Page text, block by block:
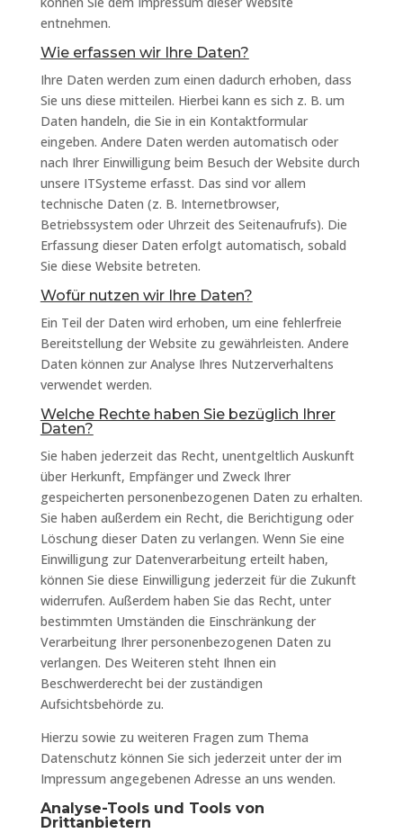
entnehmen.
Wie erfassen wir Ihre Daten?
Ihre Daten werden zum einen dadurch erhoben, dass
Sie uns diese mitteilen. Hierbei kann es sich z. B. um
Daten handeln, die Sie in ein Kontaktformular
eingeben. Andere Daten werden automatisch oder
nach Ihrer Einwilligung beim Besuch der Website durch
unsere ITSysteme erfasst. Das sind vor allem
technische Daten (z. B. Internetbrowser,
Betriebssystem oder Uhrzeit des Seitenaufrufs). Die
Erfassung dieser Daten erfolgt automatisch, sobald
Sie diese Website betreten.
Wofür nutzen wir Ihre Daten?
Ein Teil der Daten wird erhoben, um eine fehlerfreie
Bereitstellung der Website zu gewährleisten. Andere
Daten können zur Analyse Ihres Nutzerverhaltens
verwendet werden.
Welche Rechte haben Sie bezüglich Ihrer
Daten?
Sie haben jederzeit das Recht, unentgeltlich Auskunft
über Herkunft, Empfänger und Zweck Ihrer
gespeicherten personenbezogenen Daten zu erhalten.
Sie haben außerdem ein Recht, die Berichtigung oder
Löschung dieser Daten zu verlangen. Wenn Sie eine
Einwilligung zur Datenverarbeitung erteilt haben,
können Sie diese Einwilligung jederzeit für die Zukunft
widerrufen. Außerdem haben Sie das Recht, unter
bestimmten Umständen die Einschränkung der
Verarbeitung Ihrer personenbezogenen Daten zu
verlangen. Des Weiteren steht Ihnen ein
Beschwerderecht bei der zuständigen
Aufsichtsbehörde zu.
Hierzu sowie zu weiteren Fragen zum Thema
Datenschutz können Sie sich jederzeit unter der im
Impressum angegebenen Adresse an uns wenden.
Analyse-Tools und Tools von
Drittanbietern